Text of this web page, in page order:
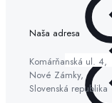
Naša adresa
Komárňanská ul. 4,
Nové Zámky,
Slovenská republika